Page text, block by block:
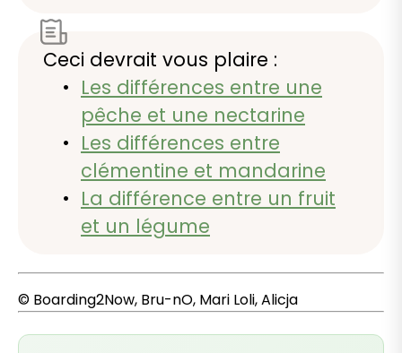
Ceci devrait vous plaire :
Les différences entre une
pêche et une nectarine
Les différences entre
clémentine et mandarine
La différence entre un fruit
et un légume
© Boarding2Now, Bru-nO, Mari Loli, Alicja